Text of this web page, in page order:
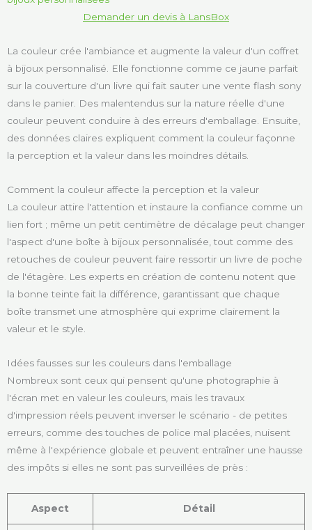
Demander un devis à LansBox
La couleur crée l'ambiance et augmente la valeur d'un coffret
à bijoux personnalisé. Elle fonctionne comme ce jaune parfait
sur la couverture d'un livre qui fait sauter une vente flash sony
dans le panier. Des malentendus sur la nature réelle d'une
couleur peuvent conduire à des erreurs d'emballage. Ensuite,
des données claires expliquent comment la couleur façonne
la perception et la valeur dans les moindres détails.
Comment la couleur affecte la perception et la valeur
La couleur attire l'attention et instaure la confiance comme un
lien fort ; même un petit centimètre de décalage peut changer
l'aspect d'une boîte à bijoux personnalisée, tout comme des
retouches de couleur peuvent faire ressortir un livre de poche
de l'étagère. Les experts en création de contenu notent que
la bonne teinte fait la différence, garantissant que chaque
boîte transmet une atmosphère qui exprime clairement la
valeur et le style.
Idées fausses sur les couleurs dans l'emballage
Nombreux sont ceux qui pensent qu'une photographie à
l'écran met en valeur les couleurs, mais les travaux
d'impression réels peuvent inverser le scénario - de petites
erreurs, comme des touches de police mal placées, nuisent
même à l'expérience globale et peuvent entraîner une hausse
des impôts si elles ne sont pas surveillées de près :
Aspect Détail